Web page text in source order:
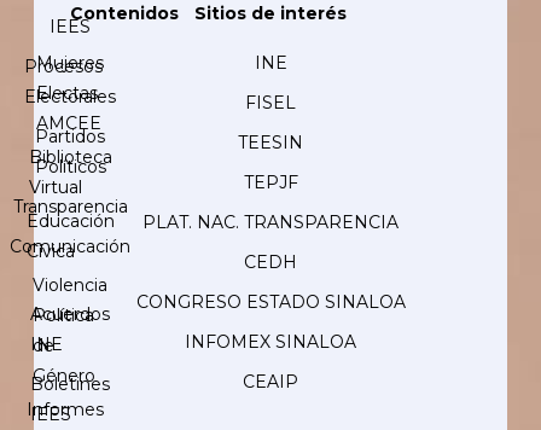
IEES
Procesos
Electorales
Partidos
Políticos
Transparencia
Comunicación
Acuerdos
INE
Boletines
IEES
Contenidos
Mujeres
Electas
AMCEE
Biblioteca
Virtual
Educación
Cívica
Violencia
Política
de
Género
Informes
Sitios de interés
INE
FISEL
TEESIN
TEPJF
PLAT. NAC. TRANSPARENCIA
CEDH
CONGRESO ESTADO SINALOA
INFOMEX SINALOA
CEAIP